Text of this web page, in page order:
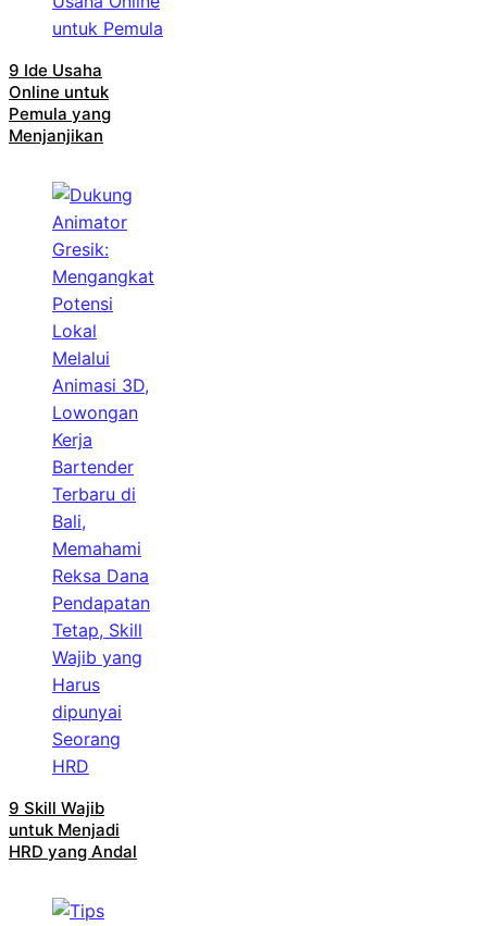
9 Ide Usaha
Online untuk
Pemula yang
Menjanjikan
9 Skill Wajib
untuk Menjadi
HRD yang Andal